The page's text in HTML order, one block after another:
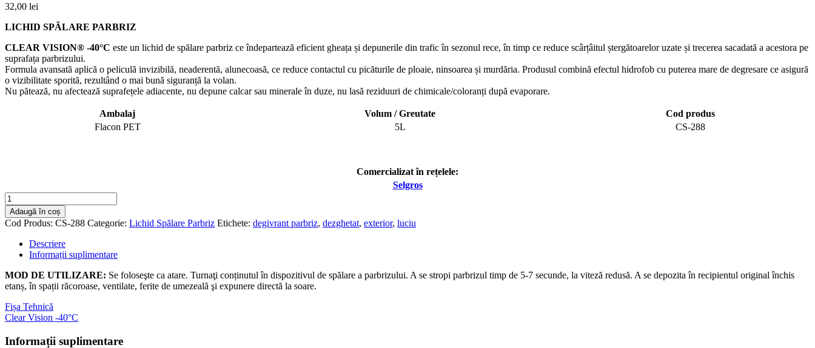
32,00 lei
LICHID SPĂLARE PARBRIZ
CLEAR VISION® -40°C este un lichid de spălare parbriz ce îndepartează eficient gheața și depunerile din trafic în sezonul rece, în timp ce reduce scârțâitul ștergătoarelor uzate și trecerea sacadată a acestora pe
suprafața parbrizului.
Formula avansată aplică o peliculă invizibilă, neaderentă, alunecoasă, ce reduce contactul cu picăturile de ploaie, ninsoarea și murdăria. Produsul combină efectul hidrofob cu puterea mare de degresare ce asigură
o vizibilitate sporită, rezultând o mai bună siguranță la volan.
Nu pătează, nu afectează suprafețele adiacente, nu depune calcar sau minerale în duze, nu lasă reziduuri de chimicale/coloranți după evaporare.
Ambalaj Volum / Greutate
Cod produs
Flacon PET
5L CS-288
Comercializat în rețelele:
Selgros
Cantitate
Clear
Vision
-40°C
Adaugă în coș
Cod Produs: CS-288 Categorie: Lichid Spălare Parbriz Etichete: degivrant parbriz, dezghetat, exterior, luciu
Descriere
Informații suplimentare
MOD DE UTILIZARE: Se foloseşte ca atare. Turnaţi conținutul în dispozitivul de spălare a parbrizului. A se stropi parbrizul timp de 5-7 secunde, la viteză redusă. A se depozita în recipientul original închis
etanș, în spații răcoroase, ventilate, ferite de umezeală şi expunere directă la soare.
Fișa Tehnică
Clear Vision -40°C
Informații suplimentare